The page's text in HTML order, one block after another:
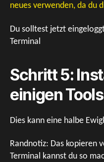
neues verwenden, da du
Du solltest jetzt
Terminal
Schritt 5:
einigen Tools
Dies kann eine halbe
Randnotiz: Das kopieren
Terminal kannst du so